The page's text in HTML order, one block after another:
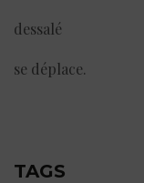
dessalé
se déplace.
TAGS